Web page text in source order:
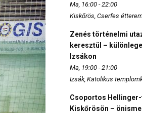
Ma, 16:00 - 22:00
Kiskőrös, Cserfes
Zenés történelmi
keresztül –
Izsákon
Ma, 19:00 - 21:00
Izsák, Katolikus
Csoportos
Kiskőrösön –